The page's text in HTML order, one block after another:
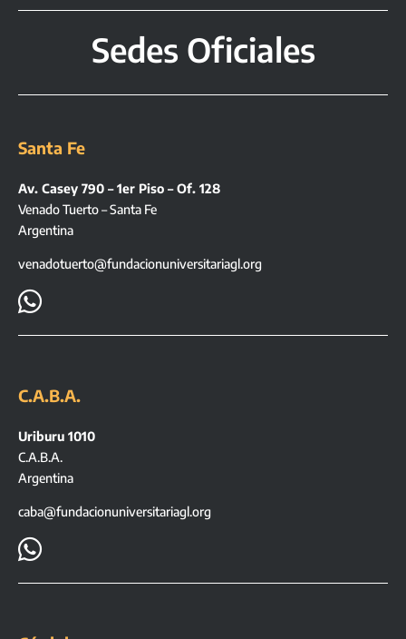
Sedes Oficiales
Santa Fe
Av. Casey 790 – 1er Piso – Of. 128
Venado Tuerto – Santa Fe
Argentina
venadotuerto@fundacionuniversitariagl.org

C.A.B.A.
Uriburu 1010
C.A.B.A.
Argentina
caba@fundacionuniversitariagl.org
